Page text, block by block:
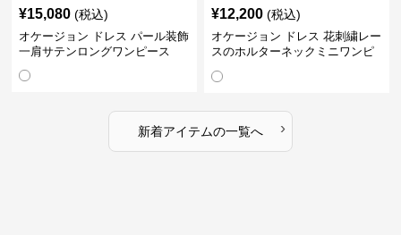
¥15,080 (税込)
オケージョン ドレス パール装飾
一肩サテンロングワンピース
¥12,200 (税込)
オケージョン ドレス 花刺繍レー
スのホルターネックミニワンピ
新着アイテムの一覧へ ›